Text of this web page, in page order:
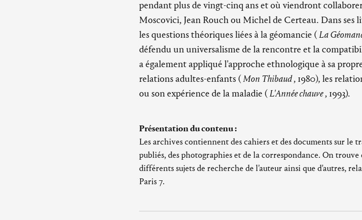
pendant plus de vingt-cinq ans et où viendront
Moscovici, Jean Rouch ou Michel de Certeau. Dans ses
les questions théoriques liées à la géomancie (La
défendu un universalisme de la rencontre et la
a également appliqué l'approche ethnologique à sa
relations adultes-enfants (Mon Thibaud, 1980), les
ou son expérience de la maladie (L'Année chauve, 1993).
Présentation du contenu :
Les archives contiennent des cahiers et des documents sur le
publiés, des photographies et de la correspondance. On trouve
différents sujets de recherche de l'auteur ainsi que d'autres,
Paris 7.